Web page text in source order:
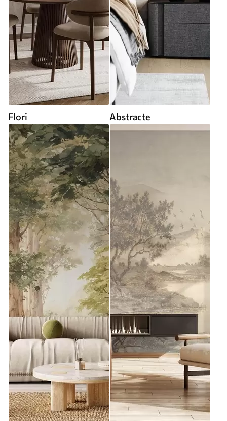
Flori Abstracte